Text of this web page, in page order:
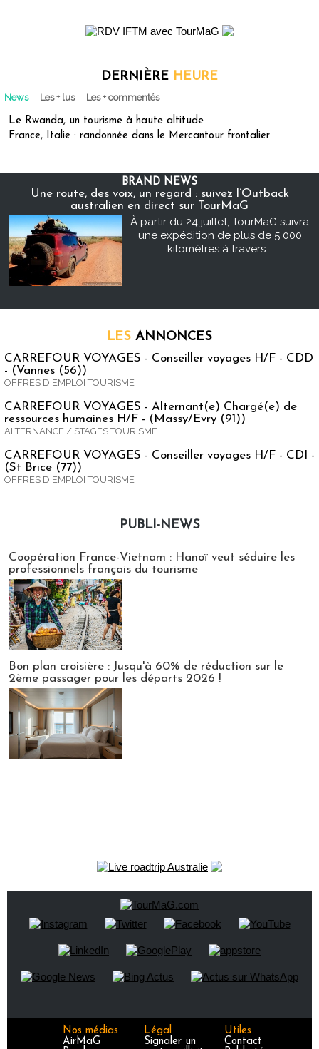
DERNIÈRE HEURE
News Les + lus Les + commentés
Le Rwanda, un tourisme à haute altitude
France, Italie : randonnée dans le Mercantour frontalier
BRAND NEWS
Une route, des voix, un regard : suivez l’Outback
australien en direct sur TourMaG
À partir du 24 juillet, TourMaG suivra
une expédition de plus de 5 000
kilomètres à travers...
LES ANNONCES
CARREFOUR VOYAGES - Conseiller voyages H/F - CDD
- (Vannes (56))
OFFRES D'EMPLOI TOURISME
CARREFOUR VOYAGES - Alternant(e) Chargé(e) de
ressources humaines H/F - (Massy/Evry (91))
ALTERNANCE / STAGES TOURISME
CARREFOUR VOYAGES - Conseiller voyages H/F - CDI -
(St Brice (77))
OFFRES D'EMPLOI TOURISME
PUBLI-NEWS
Coopération France-Vietnam : Hanoï veut séduire les
professionnels français du tourisme
Bon plan croisière : Jusqu'à 60% de réduction sur le
2ème passager pour les départs 2026 !
Nos médias
AirMaG
Légal
Signaler un
Utiles
Contact